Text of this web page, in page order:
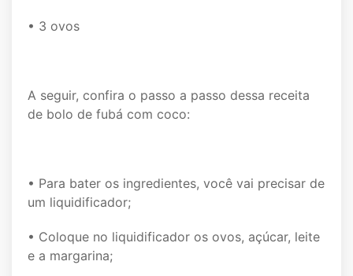
• 3 ovos
A seguir, confira o passo a passo dessa receita
de bolo de fubá com coco:
• Para bater os ingredientes, você vai precisar de
um liquidificador;
• Coloque no liquidificador os ovos, açúcar, leite
e a margarina;